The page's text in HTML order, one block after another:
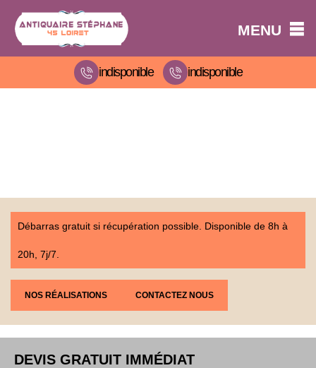
MENU
indisponible indisponible
Débarras gratuit si récupération possible. Disponible de 8h à
20h, 7j/7.
NOS RÉALISATIONS CONTACTEZ NOUS
DEVIS GRATUIT IMMÉDIAT